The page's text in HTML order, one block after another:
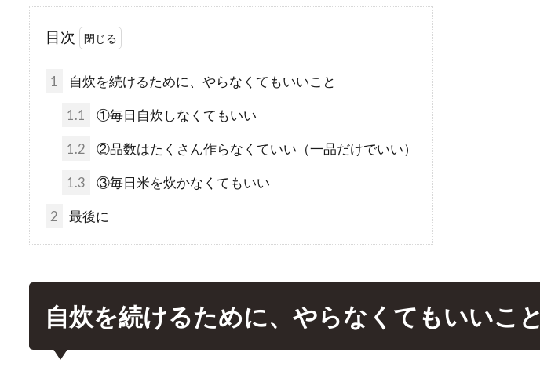
目次
1 自炊を続けるために、やらなくてもいいこと
1.1 ①毎日自炊しなくてもいい
1.2 ②品数はたくさん作らなくていい（一品だけでいい）
1.3 ③毎日米を炊かなくてもいい
2 最後に
自炊を続けるために、やらなくてもいいこと